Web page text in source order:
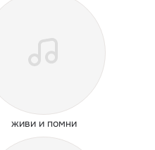
живи и помни